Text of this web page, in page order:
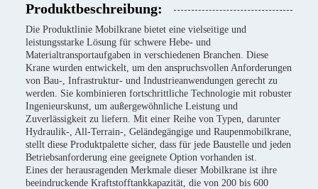
Produktbeschreibung:
Die Produktlinie Mobilkrane bietet eine vielseitige und
leistungsstarke Lösung für schwere Hebe- und
Materialtransportaufgaben in verschiedenen Branchen. Diese
Krane wurden entwickelt, um den anspruchsvollen Anforderungen
von Bau-, Infrastruktur- und Industrieanwendungen gerecht zu
werden. Sie kombinieren fortschrittliche Technologie mit robuster
Ingenieurskunst, um außergewöhnliche Leistung und
Zuverlässigkeit zu liefern. Mit einer Reihe von Typen, darunter
Hydraulik-, All-Terrain-, Geländegängige und Raupenmobilkrane,
stellt diese Produktpalette sicher, dass für jede Baustelle und jeden
Betriebsanforderung eine geeignete Option vorhanden ist.
Eines der herausragenden Merkmale dieser Mobilkrane ist ihre
beeindruckende Kraftstofftankkapazität, die von 200 bis 600